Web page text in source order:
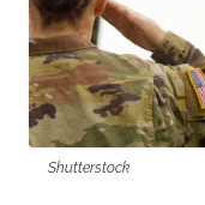
Shutterstock